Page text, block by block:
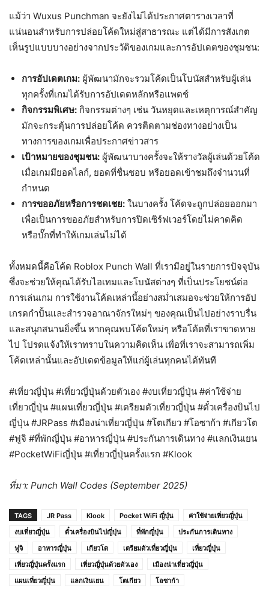
แม้ว่า Wuxus Punchman จะยังไม่ได้ประกาศตารางเวลาที่
แน่นอนสำหรับการปล่อยโค้ดใหม่สู่สาธารณะ แต่ได้มีการสังเกต
เห็นรูปแบบบางอย่างจากประวัติของเกมและการอัปเดตของชุมชน:
การอัปเดตเกม: ผู้พัฒนามักจะรวมโค้ดเป็นโบนัสสำหรับผู้เล่น
ทุกครั้งที่เกมได้รับการอัปเดตหลักหรือแพตช์
กิจกรรมพิเศษ: กิจกรรมต่างๆ เช่น วันหยุดและเหตุการณ์สำคัญ
มักจะกระตุ้นการปล่อยโค้ด ควรติดตามช่องทางอย่างเป็น
ทางการของเกมเพื่อประกาศข่าวสาร
เป้าหมายของชุมชน: ผู้พัฒนาบางครั้งจะให้รางวัลผู้เล่นด้วยโค้ด
เมื่อเกมมียอดไลก์, ยอดที่ชื่นชอบ หรือยอดเข้าชมถึงจำนวนที่
กำหนด
การขออภัยหรือการชดเชย: ในบางครั้ง โค้ดจะถูกปล่อยออกมา
เพื่อเป็นการขออภัยสำหรับการปิดเซิร์ฟเวอร์โดยไม่คาดคิด
หรือบั๊กที่ทำให้เกมเล่นไม่ได้
ทั้งหมดนี้คือโค้ด Roblox Punch Wall ที่เรามีอยู่ในรายการปัจจุบัน
ซึ่งจะช่วยให้คุณได้รับไอเทมและโบนัสต่างๆ ที่เป็นประโยชน์ต่อ
การเล่นเกม การใช้งานโค้ดเหล่านี้อย่างสม่ำเสมอจะช่วยให้การอัป
เกรดกำปั้นและสำรวจอาณาจักรใหม่ๆ ของคุณเป็นไปอย่างราบรื่น
และสนุกสนานยิ่งขึ้น หากคุณพบโค้ดใหม่ๆ หรือโค้ดที่เราขาดหาย
ไป โปรดแจ้งให้เราทราบในความคิดเห็น เพื่อที่เราจะสามารถเพิ่ม
โค้ดเหล่านั้นและอัปเดตข้อมูลให้แก่ผู้เล่นทุกคนได้ทันที
#เที่ยวญี่ปุ่น #เที่ยวญี่ปุ่นด้วยตัวเอง #งบเที่ยวญี่ปุ่น #ค่าใช้จ่าย
เที่ยวญี่ปุ่น #แผนเที่ยวญี่ปุ่น #เตรียมตัวเที่ยวญี่ปุ่น #ตั๋วเครื่องบินไป
ญี่ปุ่น #JRPass #เมืองน่าเที่ยวญี่ปุ่น #โตเกียว #โอซาก้า #เกียวโต
#ฟูจิ #ที่พักญี่ปุ่น #อาหารญี่ปุ่น #ประกันการเดินทาง #แลกเงินเยน
#PocketWiFiญี่ปุ่น #เที่ยวญี่ปุ่นครั้งแรก #Klook
ที่มา: Punch Wall Codes (September 2025)
TAGS JR Pass Klook Pocket WiFi ญี่ปุ่น
ค่าใช้จ่ายเที่ยวญี่ปุ่น
งบเที่ยวญี่ปุ่น
ตั๋วเครื่องบินไปญี่ปุ่น ที่พักญี่ปุ่น
ประกันการเดินทาง
ฟูจิ
อาหารญี่ปุ่น เกียวโต เตรียมตัวเที่ยวญี่ปุ่น
เที่ยวญี่ปุ่น
เที่ยวญี่ปุ่นครั้งแรก
เที่ยวญี่ปุ่นด้วยตัวเอง
เมืองน่าเที่ยวญี่ปุ่น
แผนเที่ยวญี่ปุ่น
แลกเงินเยน โตเกียว โอซาก้า